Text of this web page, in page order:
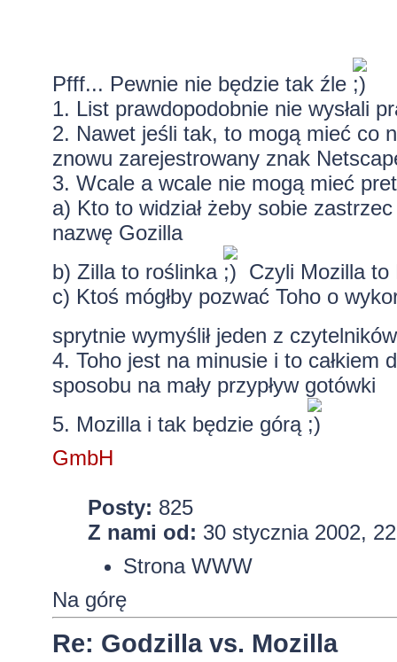
Pfff... Pewnie nie będzie tak źle
1. List prawdopodobnie nie wysłali
2. Nawet jeśli tak, to mogą mieć co
znowu zarejestrowany znak
3. Wcale a wcale nie mogą mieć
a) Kto to widział żeby sobie
nazwę Gozilla
b) Zilla to roślinka
Czyli Mozilla
c) Ktoś mógłby pozwać Toho o
sprytnie wymyślił jeden z
4. Toho jest na minusie i to całkiem
sposobu na mały przypływ gotówki
5. Mozilla i tak będzie górą
GmbH
Posty: 825
Z nami od: 30 stycznia 2002,
Strona WWW
Na górę
Re: Godzilla vs. Mozilla